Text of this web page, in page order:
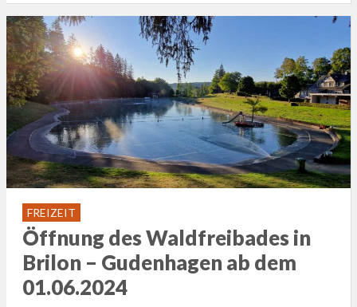
FREIZEIT
Öffnung des Waldfreibades in
Brilon – Gudenhagen ab dem
01.06.2024